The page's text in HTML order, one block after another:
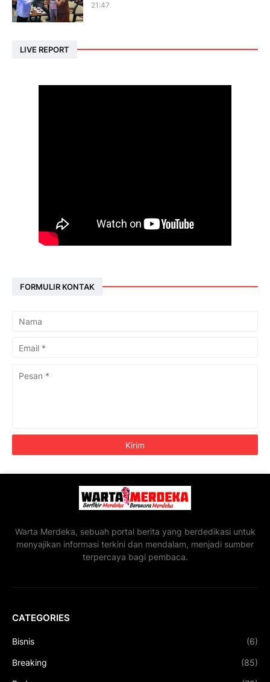
21:47
LIVE REPORT
FORMULIR KONTAK
Warta Merdeka, sebuah portal berita yang berdedikasi untuk
menyajikan informasi terkini dan mendalam, menjadi sumber
terpercaya bagi pembaca.
CATEGORIES
Bisnis (6)
Breaking (85)